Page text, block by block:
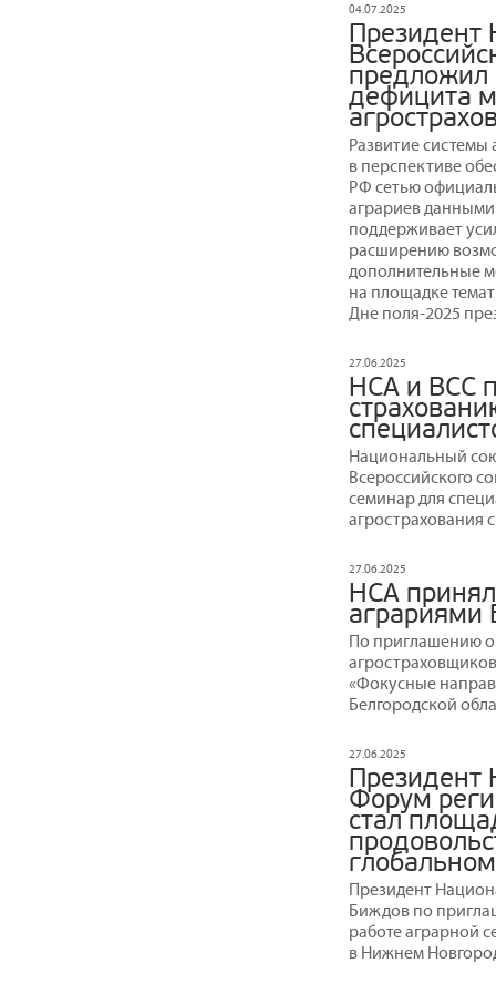
04.07.2025
Президент
дефицита
Развитие системы
в перспективе
РФ сетью
аграриев
поддерживает
расширению
дополнительные
на площадке
Дне поля-2025
27.06.2025
НСА и ВСС
Национальный
Всероссийского
семинар для
агрострахования
27.06.2025
НСА принял
аграриями
По приглашению
«Фокусные
Белгородской
27.06.2025
Президент
Форум
стал
Президент
Биждов по
работе аграрной
в Нижнем